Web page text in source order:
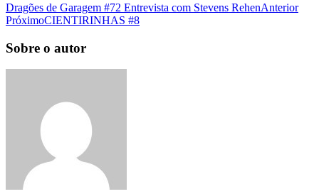
Dragões de Garagem #72 Entrevista com Stevens RehenAnterior
PróximoCIENTIRINHAS #8
Sobre o autor